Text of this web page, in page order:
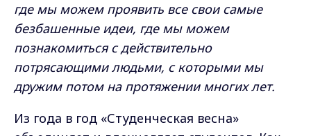
где мы можем проявить все свои самые
безбашенные идеи, где мы можем
познакомиться с действительно
потрясающими людьми, с которыми мы
дружим потом на протяжении многих лет.
Из года в год «Студенческая весна»